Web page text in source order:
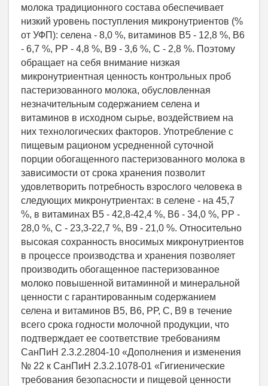
молока традиционного состава обеспечивает
низкий уровень поступления микронутриентов (%
от УФП): селена - 8,0 %, витаминов В5 - 12,8 %, В6
- 6,7 %, РР - 4,8 %, В9 - 3,6 %, С - 2,8 %. Поэтому
обращает на себя внимание низкая
микронутриентная ценность контрольных проб
пастеризованного молока, обусловленная
незначительным содержанием селена и
витаминов в исходном сырье, воздействием на
них технологических факторов. Употребление с
пищевым рационом усредненной суточной
порции обогащенного пастеризованного молока в
зависимости от срока хранения позволит
удовлетворить потребность взрослого человека в
следующих микронутриентах: в селене - на 45,7
%, в витаминах В5 - 42,8-42,4 %, В6 - 34,0 %, РР -
28,0 %, С - 23,3-22,7 %, В9 - 21,0 %. Относительно
высокая сохранность вносимых микронутриентов
в процессе производства и хранения позволяет
производить обогащенное пастеризованное
молоко повышенной витаминной и минеральной
ценности с гарантированным содержанием
селена и витаминов В5, В6, РР, С, В9 в течение
всего срока годности молочной продукции, что
подтверждает ее соответствие требованиям
СанПиН 2.3.2.2804-10 «Дополнения и изменения
№ 22 к СанПиН 2.3.2.1078-01 «Гигиенические
требования безопасности и пищевой ценности